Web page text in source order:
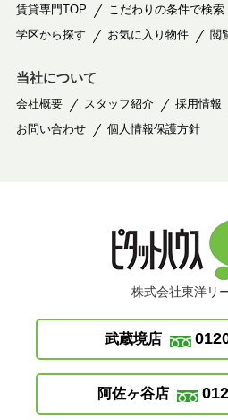
賃貸専門TOP こだわりの条件で検索
学区から探す
お気に入り物件 閲
当社について
会社概要 スタッフ紹介 採用情報
お問い合わせ
個人情報保護方針
株式会社東洋リ
武蔵境店
阿佐ヶ谷店